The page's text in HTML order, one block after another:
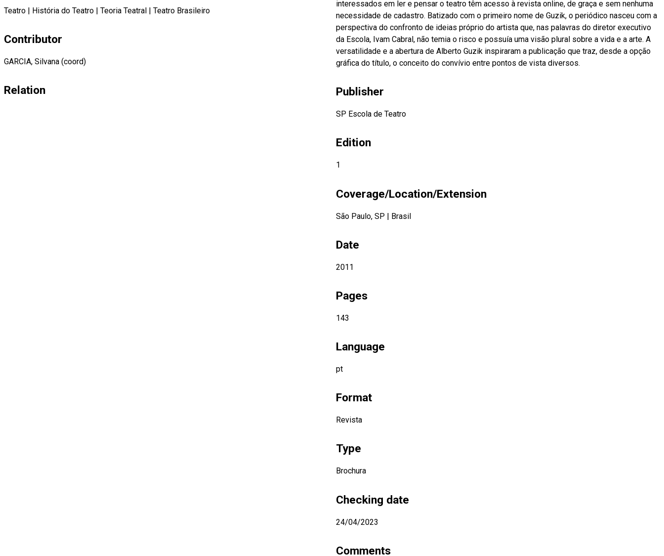
Teatro | História do Teatro | Teoria Teatral | Teatro Brasileiro
Contributor
GARCIA, Silvana (coord)
Relation
interessados em ler e pensar o teatro têm acesso à revista online, de graça e sem nenhuma
necessidade de cadastro. Batizado com o primeiro nome de Guzik, o periódico nasceu com a
perspectiva do confronto de ideias próprio do artista que, nas palavras do diretor executivo
da Escola, Ivam Cabral, não temia o risco e possuía uma visão plural sobre a vida e a arte. A
versatilidade e a abertura de Alberto Guzik inspiraram a publicação que traz, desde a opção
gráfica do título, o conceito do convívio entre pontos de vista diversos.
Publisher
SP Escola de Teatro
Edition
1
Coverage/Location/Extension
São Paulo, SP | Brasil
Date
2011
Pages
143
Language
pt
Format
Revista
Type
Brochura
Checking date
24/04/2023
Comments